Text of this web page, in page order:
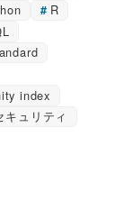
R
index
キュリティ